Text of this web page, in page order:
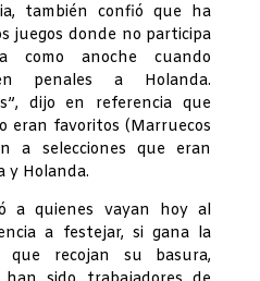
también confió que ha
juegos donde no participa
como anoche cuando
penales a Holanda.
dijo en referencia que
eran favoritos (Marruecos
a selecciones que eran
y Holanda.
a quienes vayan hoy al
a festejar, si gana la
que recojan su basura,